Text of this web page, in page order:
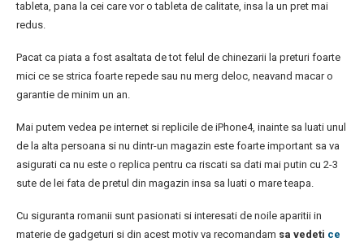
tableta, pana la cei care vor o tableta de calitate, insa la un pret mai
redus.
Pacat ca piata a fost asaltata de tot felul de chinezarii la preturi foarte
mici ce se strica foarte repede sau nu merg deloc, neavand macar o
garantie de minim un an.
Mai putem vedea pe internet si replicile de iPhone4, inainte sa luati unul
de la alta persoana si nu dintr-un magazin este foarte important sa va
asigurati ca nu este o replica pentru ca riscati sa dati mai putin cu 2-3
sute de lei fata de pretul din magazin insa sa luati o mare teapa.
Cu siguranta romanii sunt pasionati si interesati de noile aparitii in
materie de gadgeturi si din acest motiv va recomandam sa vedeti ce